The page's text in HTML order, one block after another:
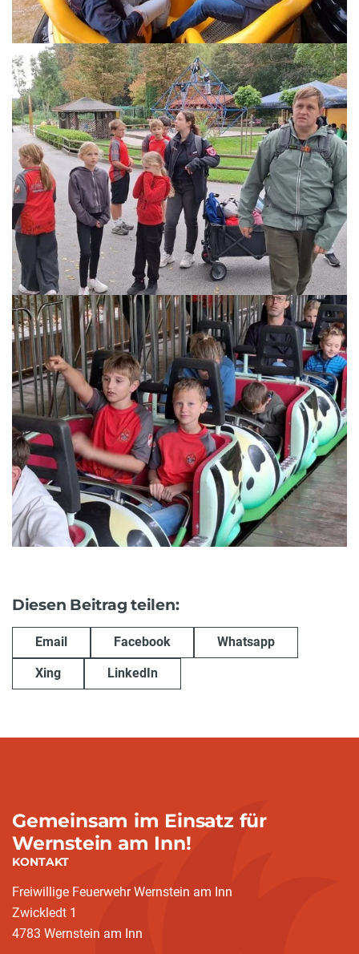
Diesen Beitrag teilen:
Email Facebook Whatsapp
Xing LinkedIn
Gemeinsam im Einsatz für
Wernstein am Inn!
KONTAKT
Freiwillige Feuerwehr Wernstein am Inn
Zwickledt 1
4783 Wernstein am Inn